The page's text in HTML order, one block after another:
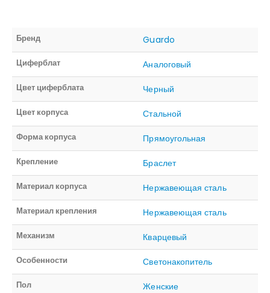
Бренд Guardo
Циферблат Аналоговый
Цвет циферблата Черный
Цвет корпуса Стальной
Форма корпуса Прямоугольная
Крепление Браслет
Материал корпуса Нержавеющая сталь
Материал крепления Нержавеющая сталь
Механизм Кварцевый
Особенности Светонакопитель
Пол Женские